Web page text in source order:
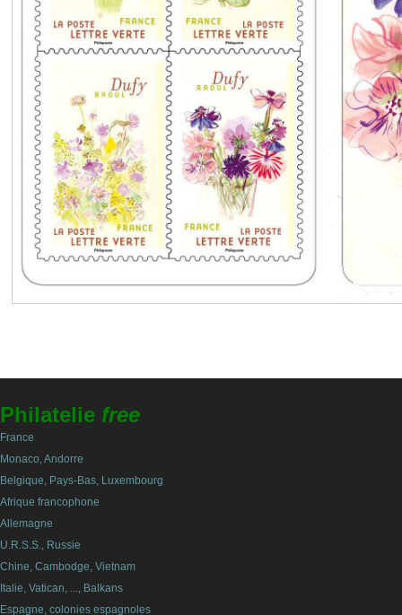
Philatelie free
France
Monaco, Andorre
Belgique, Pays-Bas, Luxembourg
Afrique francophone
Allemagne
U.R.S.S., Russie
Chine, Cambodge, Vietnam
Italie, Vatican, ..., Balkans
Espagne, colonies espagnoles